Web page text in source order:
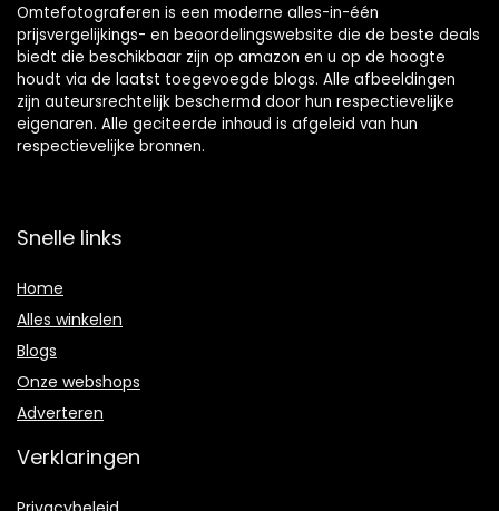
Omtefotograferen is een moderne alles-in-één
prijsvergelijkings- en beoordelingswebsite die de beste deals
biedt die beschikbaar zijn op amazon en u op de hoogte
houdt via de laatst toegevoegde blogs. Alle afbeeldingen
zijn auteursrechtelijk beschermd door hun respectievelijke
eigenaren. Alle geciteerde inhoud is afgeleid van hun
respectievelijke bronnen.
Snelle links
Home
Alles winkelen
Blogs
Onze webshops
Adverteren
Verklaringen